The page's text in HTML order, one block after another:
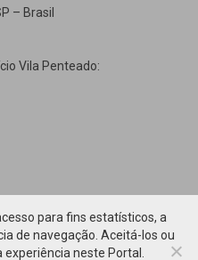
– Brasil
Vila Penteado:
para fins estatísticos, a
de navegação. Aceitá-los ou
neste Portal.